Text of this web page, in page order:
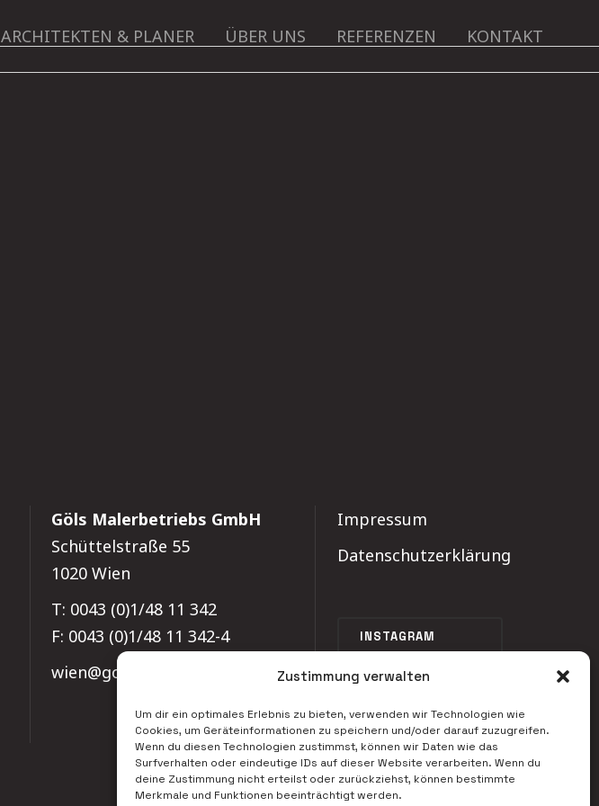
Zustimmung verwalten
Um dir ein optimales Erlebnis zu bieten, verwenden wir Technologien wie
Cookies, um Geräteinformationen zu speichern und/oder darauf zuzugreifen.
Wenn du diesen Technologien zustimmst, können wir Daten wie das
Surfverhalten oder eindeutige IDs auf dieser Website verarbeiten. Wenn du
deine Zustimmung nicht erteilst oder zurückziehst, können bestimmte
Merkmale und Funktionen beeinträchtigt werden.
ARCHITEKTEN & PLANER ÜBER UNS REFERENZEN KONTAKT
Göls Malerbetriebs GmbH
Schüttelstraße 55
1020 Wien
T: 0043 (0)1/48 11 342
F: 0043 (0)1/48 11 342-4
wien@goels.eu
Impressum
Datenschutzerklärung
INSTAGRAM
©2026 Scale Group